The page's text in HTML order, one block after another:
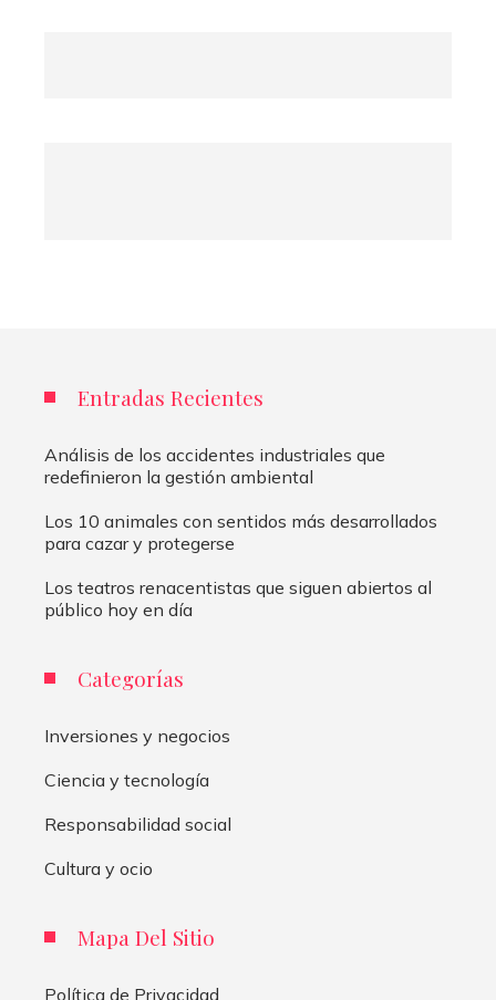
Entradas Recientes
Análisis de los accidentes industriales que
redefinieron la gestión ambiental
Los 10 animales con sentidos más desarrollados
para cazar y protegerse
Los teatros renacentistas que siguen abiertos al
público hoy en día
Categorías
Inversiones y negocios
Ciencia y tecnología
Responsabilidad social
Cultura y ocio
Mapa Del Sitio
Política de Privacidad